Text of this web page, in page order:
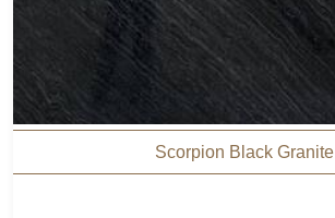
Scorpion Black Granite